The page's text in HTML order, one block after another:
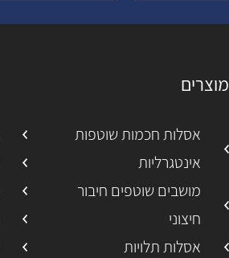
מוצרים
אסלות חכמות שוטפות
אינטגרליות
מושבים שוטפים חיבור
חיצוני
אסלות תלויות